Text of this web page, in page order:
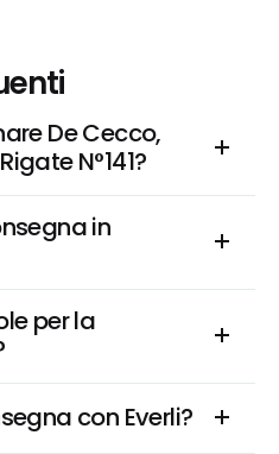
De Cecco,
N°141?
in
per la
con Everli?